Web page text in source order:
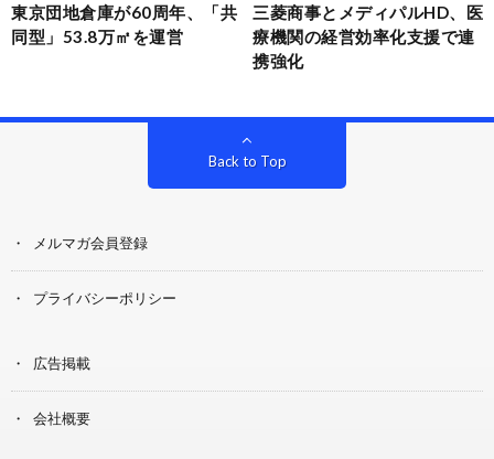
東京団地倉庫が60周年、「共
同型」53.8万㎡を運営
三菱商事とメディパルHD、医
療機関の経営効率化支援で連
携強化
Back to Top
メルマガ会員登録
プライバシーポリシー
広告掲載
会社概要